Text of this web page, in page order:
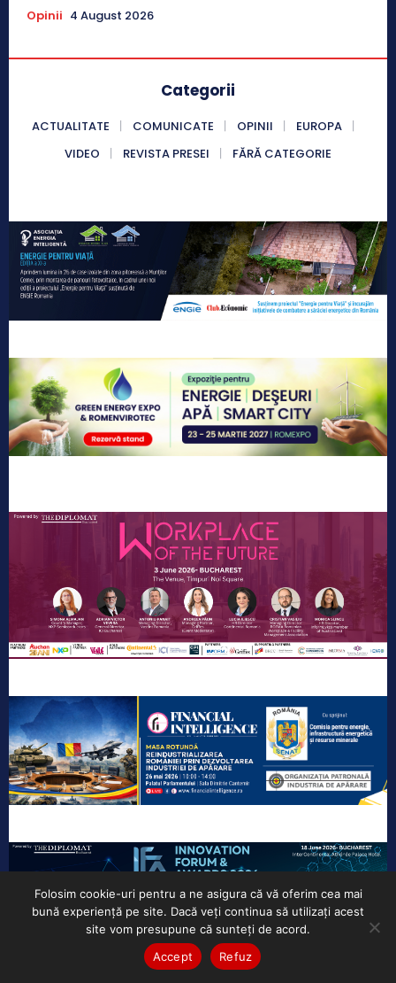
Opinii 4 August 2026
Categorii
ACTUALITATE COMUNICATE OPINII
EUROPA
VIDEO
REVISTA PRESEI FĂRĂ CATEGORIE
Folosim cookie-uri pentru a ne asigura că vă oferim cea mai
bună experiență pe site. Dacă veți continua să utilizați acest
site vom presupune că sunteți de acord.
Accept
Refuz